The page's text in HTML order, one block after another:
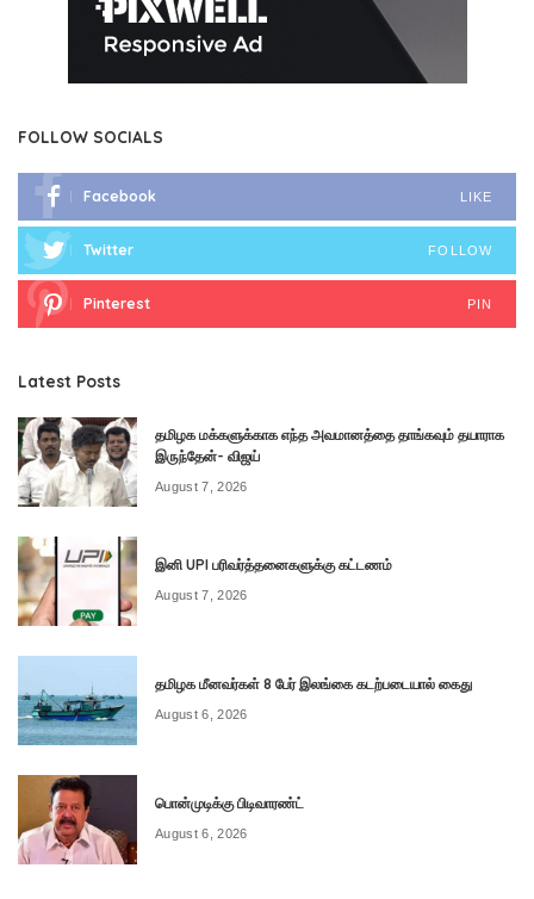
FOLLOW SOCIALS
Facebook LIKE
Twitter FOLLOW
Pinterest PIN
Latest Posts
தமிழக மக்களுக்காக எந்த அவமானத்தை தாங்கவும் தயாராக
இருந்தேன்- விஜய்
August 7, 2026
இனி UPI பரிவர்த்தனைகளுக்கு கட்டணம்
August 7, 2026
தமிழக மீனவர்கள் 8 பேர் இலங்கை கடற்படையால் கைது
August 6, 2026
பொன்முடிக்கு பிடிவாரண்ட்
August 6, 2026